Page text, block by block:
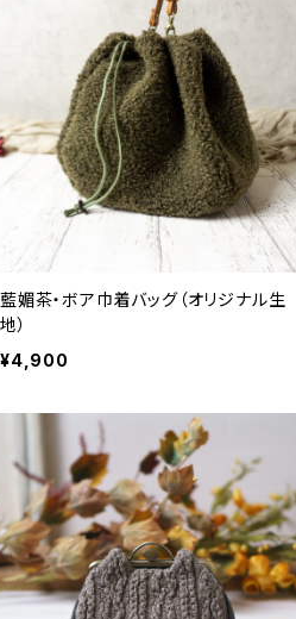
藍媚茶・ボア巾着バッグ（オリジナル生
地）
¥4,900